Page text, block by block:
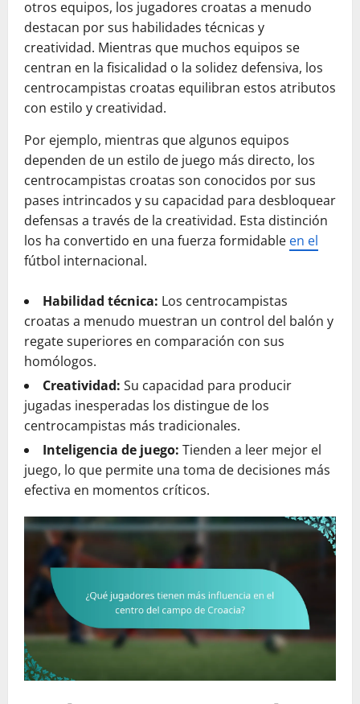
otros equipos, los jugadores croatas a menudo
destacan por sus habilidades técnicas y
creatividad. Mientras que muchos equipos se
centran en la fisicalidad o la solidez defensiva, los
centrocampistas croatas equilibran estos atributos
con estilo y creatividad.
Por ejemplo, mientras que algunos equipos
dependen de un estilo de juego más directo, los
centrocampistas croatas son conocidos por sus
pases intrincados y su capacidad para desbloquear
defensas a través de la creatividad. Esta distinción
los ha convertido en una fuerza formidable en el
fútbol internacional.
Habilidad técnica: Los centrocampistas
croatas a menudo muestran un control del balón y
regate superiores en comparación con sus
homólogos.
Creatividad: Su capacidad para producir
jugadas inesperadas los distingue de los
centrocampistas más tradicionales.
Inteligencia de juego: Tienden a leer mejor el
juego, lo que permite una toma de decisiones más
efectiva en momentos críticos.